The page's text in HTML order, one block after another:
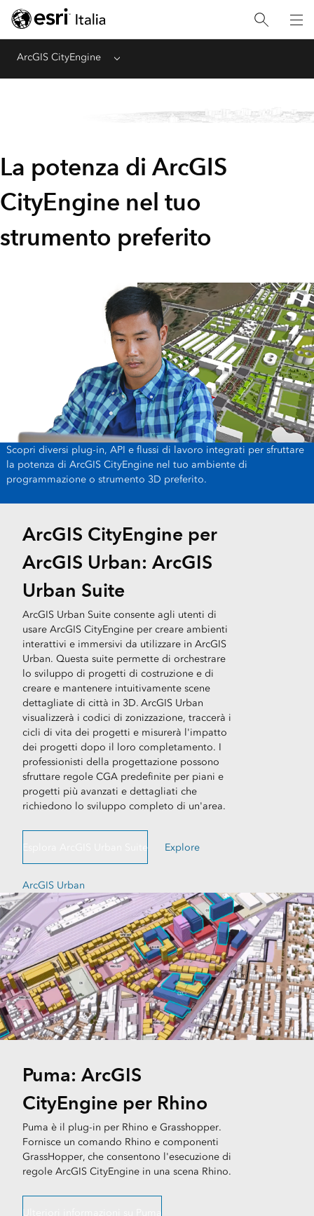
ArcGIS CityEngine Menu
La potenza di ArcGIS
CityEngine nel tuo
strumento preferito
Scopri diversi plug-in, API e flussi di lavoro integrati per sfruttare
la potenza di ArcGIS CityEngine nel tuo ambiente di
programmazione o strumento 3D preferito.
ArcGIS CityEngine per
ArcGIS Urban: ArcGIS
Urban Suite
ArcGIS Urban Suite consente agli utenti di
usare ArcGIS CityEngine per creare ambienti
interattivi e immersivi da utilizzare in ArcGIS
Urban. Questa suite permette di orchestrare
lo sviluppo di progetti di costruzione e di
creare e mantenere intuitivamente scene
dettagliate di città in 3D. ArcGIS Urban
visualizzerà i codici di zonizzazione, traccerà i
cicli di vita dei progetti e misurerà l'impatto
dei progetti dopo il loro completamento. I
professionisti della progettazione possono
sfruttare regole CGA predefinite per piani e
progetti più avanzati e dettagliati che
richiedono lo sviluppo completo di un'area.
Esplora ArcGIS Urban Suite Explore
ArcGIS Urban
Puma: ArcGIS
CityEngine per Rhino
Puma è il plug-in per Rhino e Grasshopper.
Fornisce un comando Rhino e componenti
GrassHopper, che consentono l'esecuzione di
regole ArcGIS CityEngine in una scena Rhino.